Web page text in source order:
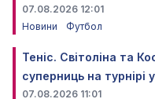
07.08.2026 12:01
Новини
Футбол
Теніс. Світоліна та
суперниць на турнірі
07.08.2026 11:01